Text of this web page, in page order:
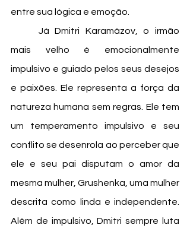
entre sua lógica e emoção.
mais velho é emocionalmente
impulsivo e guiado pelos seus desejos
e paixões. Ele representa a força da
natureza humana sem regras. Ele tem
um temperamento impulsivo e seu
conflito se desenrola ao perceber que
ele e seu pai disputam o amor da
mesma mulher, Grushenka, uma mulher
descrita como linda e independente.
Além de impulsivo, Dmitri sempre luta